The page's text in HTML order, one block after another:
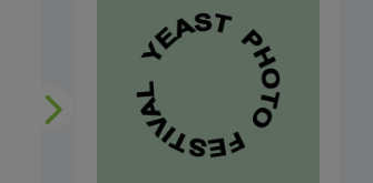
Following